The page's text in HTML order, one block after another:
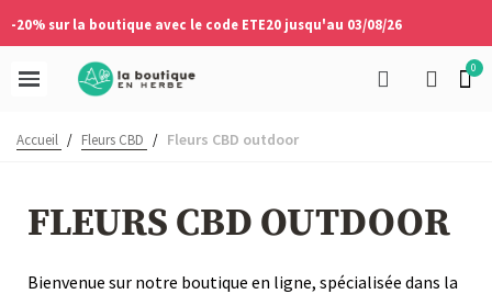
-20% sur la boutique avec le code ETE20 jusqu'au 03/08/26
Accueil / Fleurs CBD / Fleurs CBD outdoor
FLEURS CBD OUTDOOR
Bienvenue sur notre boutique en ligne, spécialisée dans la